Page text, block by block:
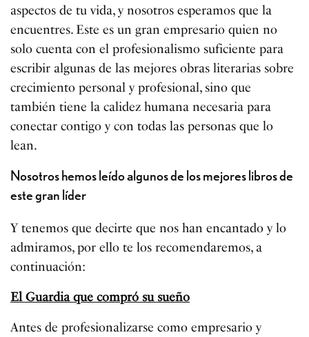
aspectos de tu vida, y nosotros esperamos que la
encuentres. Este es un gran empresario quien no
solo cuenta con el profesionalismo suficiente para
escribir algunas de las mejores obras literarias sobre
crecimiento personal y profesional, sino que
también tiene la calidez humana necesaria para
conectar contigo y con todas las personas que lo
lean.
Nosotros hemos leído algunos de los mejores libros de
este gran líder
Y tenemos que decirte que nos han encantado y lo
admiramos, por ello te los recomendaremos, a
continuación:
El Guardia que compró su sueño
Antes de profesionalizarse como empresario y